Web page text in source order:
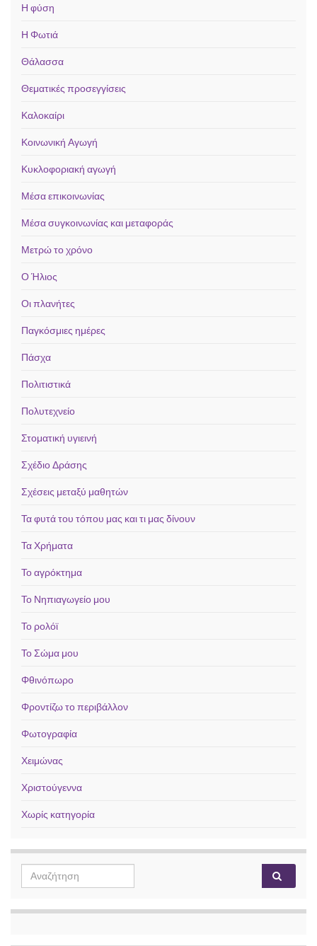
Η φύση
Η Φωτιά
Θάλασσα
Θεματικές προσεγγίσεις
Καλοκαίρι
Κοινωνική Αγωγή
Κυκλοφοριακή αγωγή
Μέσα επικοινωνίας
Μέσα συγκοινωνίας και μεταφοράς
Μετρώ το χρόνο
Ο Ήλιος
Οι πλανήτες
Παγκόσμιες ημέρες
Πάσχα
Πολιτιστικά
Πολυτεχνείο
Στοματική υγιεινή
Σχέδιο Δράσης
Σχέσεις μεταξύ μαθητών
Τα φυτά του τόπου μας και τι μας δίνουν
Τα Χρήματα
Το αγρόκτημα
Το Νηπιαγωγείο μου
Το ρολόϊ
Το Σώμα μου
Φθινόπωρο
Φροντίζω το περιβάλλον
Φωτογραφία
Χειμώνας
Χριστούγεννα
Χωρίς κατηγορία
Search for: